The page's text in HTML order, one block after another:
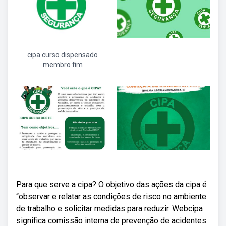
cipa curso dispensado
membro fim
Para que serve a cipa? O objetivo das ações da cipa é
“observar e relatar as condições de risco no ambiente
de trabalho e solicitar medidas para reduzir. Webcipa
significa comissão interna de prevenção de acidentes